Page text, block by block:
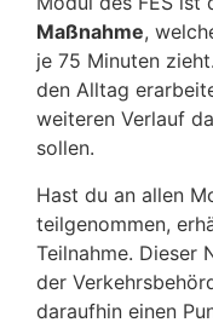
Maßnahme,
je 75 Minuten
den Alltag
weiteren Verlauf
sollen.
Hast du an allen
teilgenommen,
Teilnahme. Dieser
der
daraufhin einen